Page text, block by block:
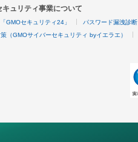
ュリティ事業について
GMOセキュリティ24」 パスワード漏洩診断
（GMOサイバーセキュリティ byイエラエ）